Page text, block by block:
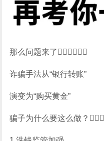
那么问题来了？
诈骗手法从“银行转账”
演变为“购买黄金”
骗子为什么要这么做？